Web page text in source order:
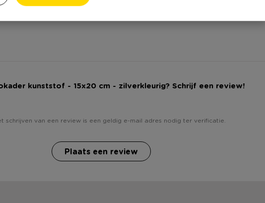
kunststof - 15x20 cm - zilverkleurig? Schrijf een review!
schrijven van een review is een geldig e-mail adres nodig ter verificatie.
Plaats een review